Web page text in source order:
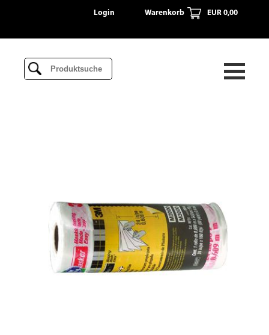
Login Warenkorb EUR 0,00